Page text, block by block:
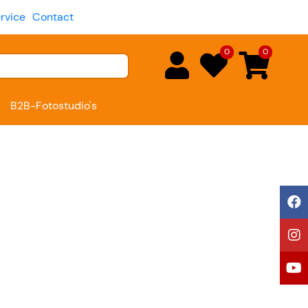
Contact
0 0
B2B-Fotostudio's